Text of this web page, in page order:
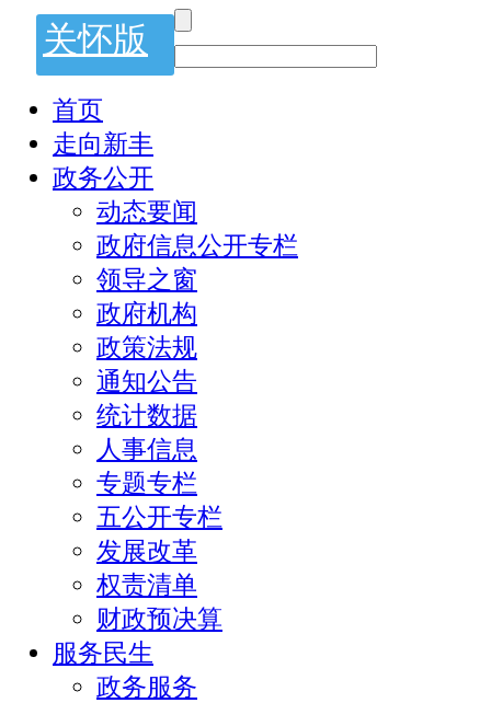
关怀版
首页
走向新丰
政务公开
动态要闻
政府信息公开专栏
领导之窗
政府机构
政策法规
通知公告
统计数据
人事信息
专题专栏
五公开专栏
发展改革
权责清单
财政预决算
服务民生
政务服务